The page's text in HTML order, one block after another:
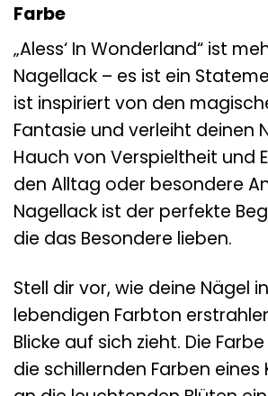
Farbe
„Aless‘ In Wonderland“ ist
Nagellack – es ist ein
ist inspiriert von den
Fantasie und verleiht deinen
Hauch von Verspieltheit und
den Alltag oder besondere
Nagellack ist der perfekte
die das Besondere lieben.
Stell dir vor, wie deine Nägel
lebendigen Farbton
Blicke auf sich zieht. Die
die schillernden Farben eines